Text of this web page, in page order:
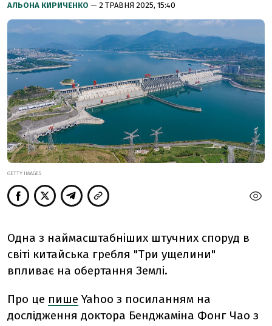
АЛЬОНА КИРИЧЕНКО — 2 ТРАВНЯ 2025, 15:40
GETTY IMAGES
Одна з наймасштабніших штучних споруд в
світі китайська гребля "Три ущелини"
впливає на обертання Землі.
Про це пише Yahoo з посиланням на
дослідження доктора Бенджаміна Фонг Чао з